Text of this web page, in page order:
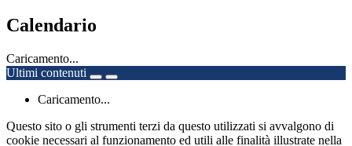
Calendario
Caricamento...
Ultimi contenuti
Caricamento...
Questo sito o gli strumenti terzi da questo utilizzati si avvalgono di
cookie necessari al funzionamento ed utili alle finalità illustrate nella